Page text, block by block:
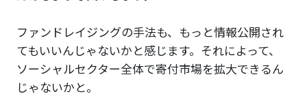
ファンドレイジングの手法も、もっと情報公開され
てもいいんじゃないかと感じます。それによって、
ソーシャルセクター全体で寄付市場を拡大できるん
じゃないかと。